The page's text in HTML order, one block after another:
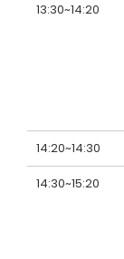
13:30~14:20
14:20~14:30
14:30~15:20